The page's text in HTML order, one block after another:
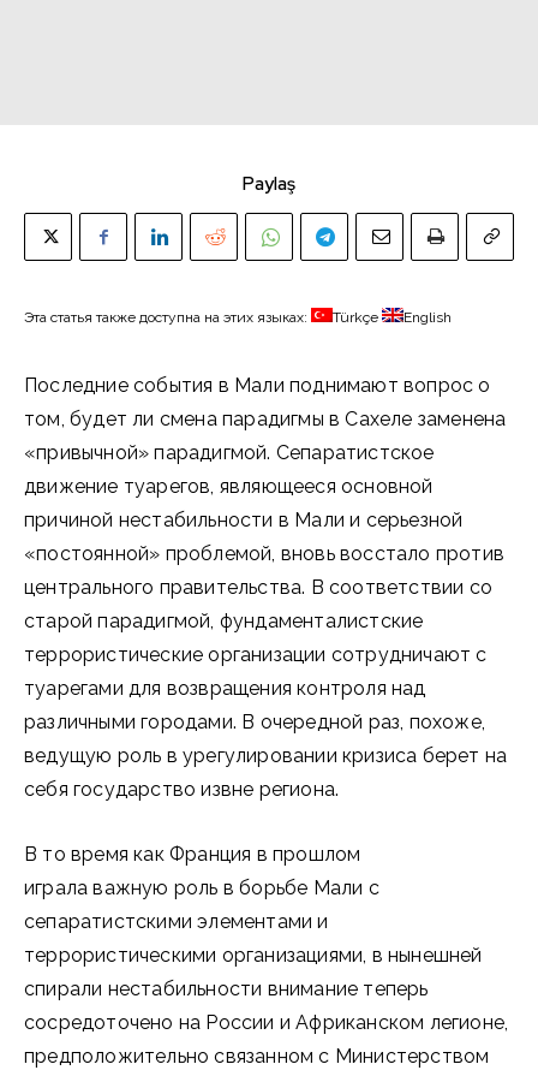
Paylaş
Эта статья также доступна на этих языках: Türkçe English
Последние события в Мали поднимают вопрос о
том, будет ли смена парадигмы в Сахеле заменена
«привычной» парадигмой. Сепаратистское
движение туарегов, являющееся основной
причиной нестабильности в Мали и серьезной
«постоянной» проблемой, вновь восстало против
центрального правительства. В соответствии со
старой парадигмой, фундаменталистские
террористические организации сотрудничают с
туарегами для возвращения контроля над
различными городами. В очередной раз, похоже,
ведущую роль в урегулировании кризиса берет на
себя государство извне региона.
В то время как Франция в прошлом
играла важную роль в борьбе Мали с
сепаратистскими элементами и
террористическими организациями, в нынешней
спирали нестабильности внимание теперь
сосредоточено на России и Африканском легионе,
предположительно связанном с Министерством